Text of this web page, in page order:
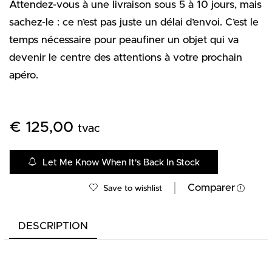
Attendez-vous à une livraison sous 5 à 10 jours, mais
sachez-le : ce n’est pas juste un délai d’envoi. C’est le
temps nécessaire pour peaufiner un objet qui va
devenir le centre des attentions à votre prochain
apéro.
€ 125,00 tvac
Let Me Know When It's Back In Stock
Save to wishlist Comparer
DESCRIPTION